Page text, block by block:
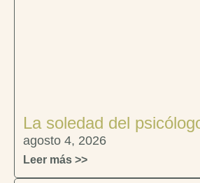
La soledad del
agosto 4, 2026
Leer más >>